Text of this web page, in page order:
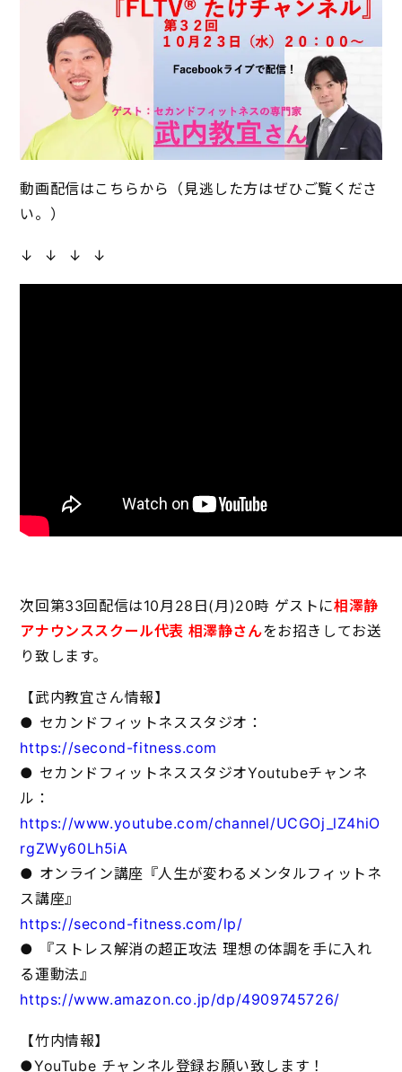
動画配信はこちらから（見逃した方はぜひご覧くださ
い。）
↓ ↓ ↓ ↓
次回第33回配信は10月28日(月)20時 ゲストに相澤静
アナウンススクール代表 相澤静さんをお招きしてお送
り致します。
【武内教宜さん情報】
● セカンドフィットネススタジオ：
https://second-fitness.com
● セカンドフィットネススタジオYoutubeチャンネ
ル：
https://www.youtube.com/channel/UCGOj_lZ4hiO
rgZWy60Lh5iA
● オンライン講座『人生が変わるメンタルフィットネ
ス講座』
https://second-fitness.com/lp/
● 『ストレス解消の超正攻法 理想の体調を手に入れ
る運動法』
https://www.amazon.co.jp/dp/4909745726/
【竹内情報】
●YouTube チャンネル登録お願い致します！